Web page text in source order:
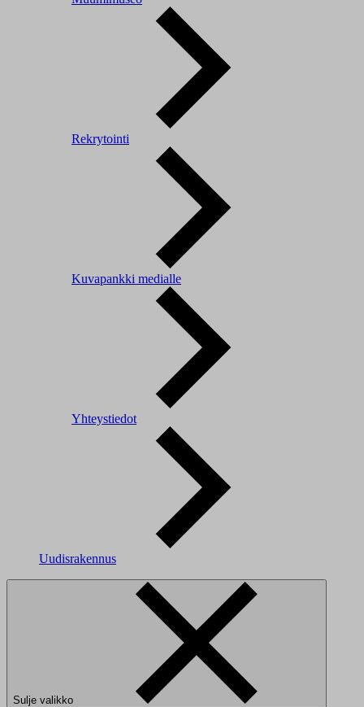
Rekrytointi
Kuvapankki medialle
Yhteystiedot
Uudisrakennus
Sulje valikko